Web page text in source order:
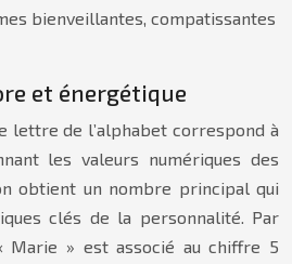
bienveillantes, compatissantes
et énergétique
lettre de l’alphabet correspond à
les valeurs numériques des
obtient un nombre principal qui
clés de la personnalité. Par
Marie » est associé au chiffre 5